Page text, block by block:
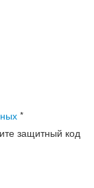
*
защитный код